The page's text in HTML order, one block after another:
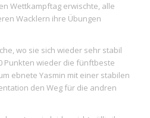
Wettkampftag erwischte, alle
Wacklern ihre Übungen
wo sie sich wieder sehr stabil
Punkten wieder die fünftbeste
ebnete Yasmin mit einer stabilen
den Weg für die andren